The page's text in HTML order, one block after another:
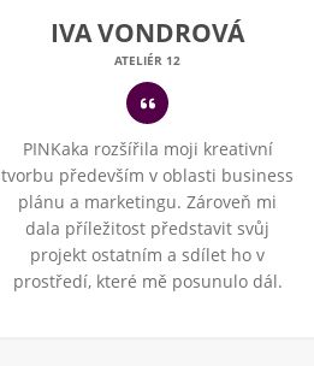
IVA VONDROVÁ
ATELIÉR 12
PINKaka rozšířila moji kreativní
tvorbu především v oblasti business
plánu a marketingu. Zároveň mi
dala příležitost představit svůj
projekt ostatním a sdílet ho v
prostředí, které mě posunulo dál.